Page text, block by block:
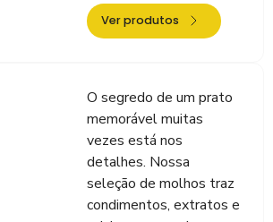
Ver produtos
O segredo de um prato
memorável muitas
vezes está nos
detalhes. Nossa
seleção de molhos traz
condimentos, extratos e